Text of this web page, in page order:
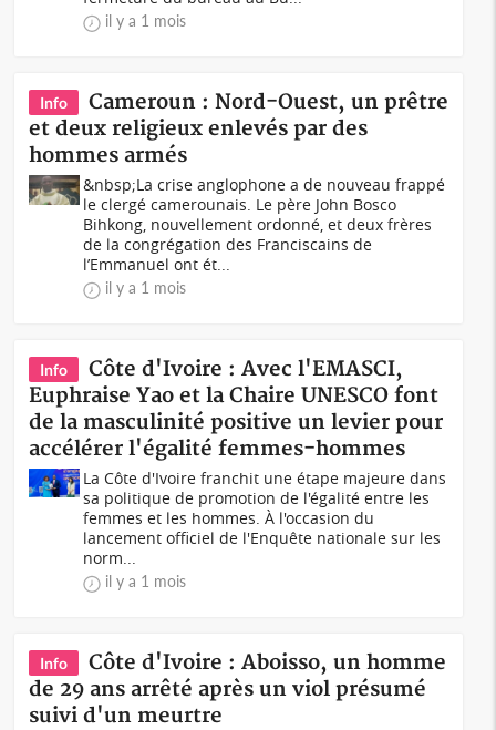
il y a 1 mois
Info
Cameroun : Nord-Ouest, un prêtre
et deux religieux enlevés par des
hommes armés
&nbsp;La crise anglophone a de nouveau frappé
le clergé camerounais. Le père John Bosco
Bihkong, nouvellement ordonné, et deux frères
de la congrégation des Franciscains de
l’Emmanuel ont ét...
il y a 1 mois
Info
Côte d'Ivoire : Avec l'EMASCI,
Euphraise Yao et la Chaire UNESCO font
de la masculinité positive un levier pour
accélérer l'égalité femmes-hommes
La Côte d'Ivoire franchit une étape majeure dans
sa politique de promotion de l'égalité entre les
femmes et les hommes. À l'occasion du
lancement officiel de l'Enquête nationale sur les
norm...
il y a 1 mois
Info
Côte d'Ivoire : Aboisso, un homme
de 29 ans arrêté après un viol présumé
suivi d'un meurtre